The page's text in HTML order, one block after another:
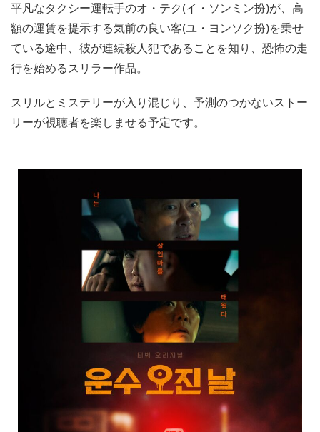
平凡なタクシー運転手のオ・テク(イ・ソンミン扮)が、高
額の運賃を提示する気前の良い客(ユ・ヨンソク扮)を乗せ
ている途中、彼が連続殺人犯であることを知り、恐怖の走
行を始めるスリラー作品。
スリルとミステリーが入り混じり、予測のつかないストー
リーが視聴者を楽しませる予定です。